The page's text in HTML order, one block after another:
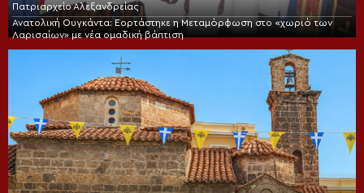
Πατριαρχείο Αλεξανδρείας
Ανατολική Ουγκάντα: Εορτάστηκε η Μεταμόρφωση στο «χωριό των
Λαρισαίων» με νέα ομαδική βάπτιση